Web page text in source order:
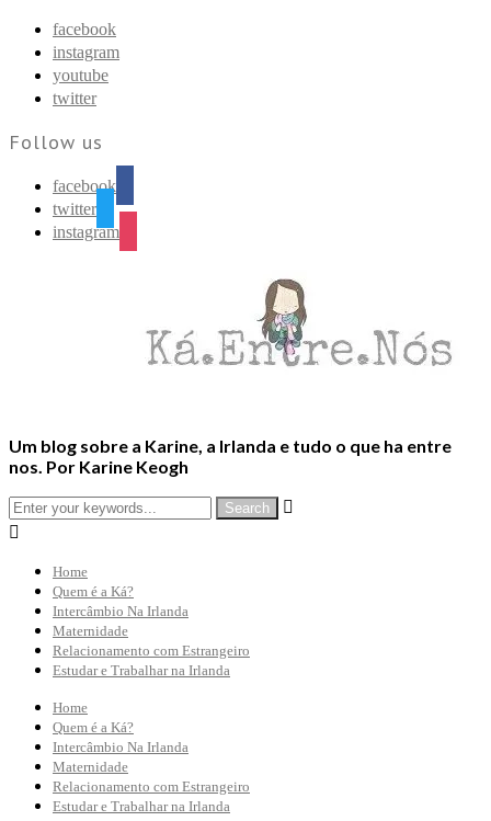
facebook
instagram
youtube
twitter
Follow us
facebook
twitter
instagram
Um blog sobre a Karine, a Irlanda e tudo o que ha entre
nos. Por Karine Keogh


Home
Quem é a Ká?
Intercâmbio Na Irlanda
Maternidade
Relacionamento com Estrangeiro
Estudar e Trabalhar na Irlanda
Home
Quem é a Ká?
Intercâmbio Na Irlanda
Maternidade
Relacionamento com Estrangeiro
Estudar e Trabalhar na Irlanda